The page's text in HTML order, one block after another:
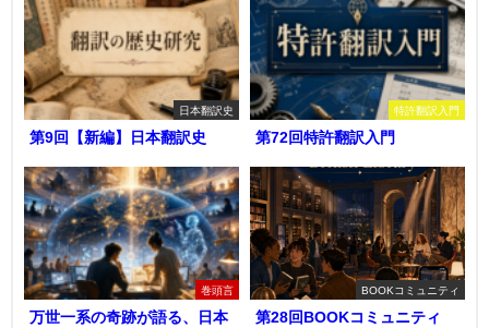
日本翻訳史
第9回【新編】日本翻訳史
特許翻訳入門
第72回特許翻訳入門
巻頭言
万世一系の奇跡が語る、日本
BOOKコミュニティ
第28回BOOKコミュニティ